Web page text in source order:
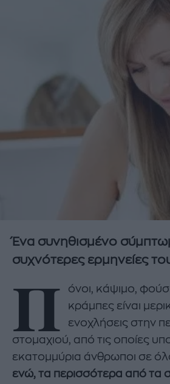
Ένα συνηθισμένο
συχνότερες ερμηνείες
Π
όνοι, κάψιμο,
κράμπες είναι
ενοχλήσεις στην
στομαχιού, από τις οποίες
εκατομμύρια άνθρωποι σε
ενώ, τα περισσότερα από τα